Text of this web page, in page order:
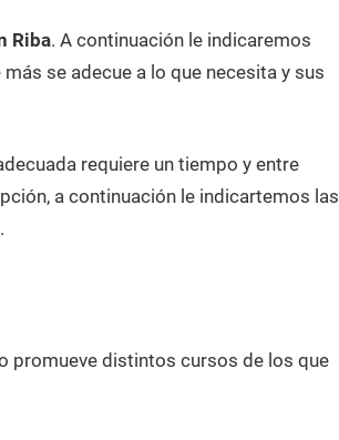
Riba. A continuación le indicaremos
se adecue a lo que necesita y sus
requiere un tiempo y entre
a continuación le indicartemos las
promueve distintos cursos de los que